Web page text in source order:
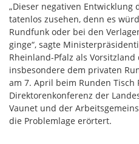
„Dieser negativen
tatenlos zusehen, denn es
Rundfunk oder bei den
ginge“, sagte
Rheinland-Pfalz als
insbesondere dem privaten
am 7. April beim Runden
Direktorenkonferenz der
Vaunet und der
die Problemlage erörtert.